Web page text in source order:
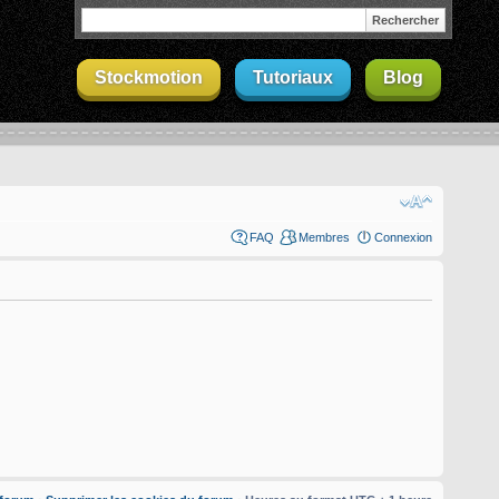
Stockmotion Tutoriaux Blog
FAQ Membres Connexion